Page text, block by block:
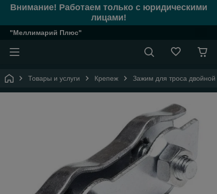
Внимание! Работаем только с юридическими
лицами!
"Меллимарий Плюс"
Товары и услуги Крепеж Зажим для троса